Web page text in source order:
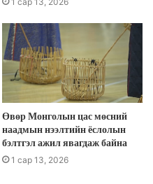
Өвөр Монголын цас мөсний
наадмын нээлтийн ёслолын
бэлтгэл ажил явагдаж байна
1 сар 13, 2026